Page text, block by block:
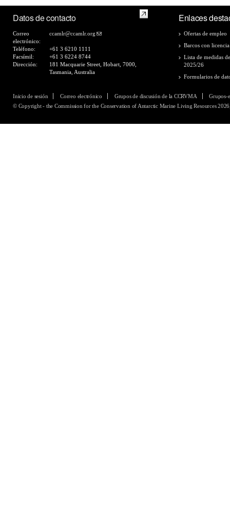
Datos de contacto
Correo
electrónico:
ccamlr@ccamlr.org
Teléfono:
+61 3 6210 1111
Facsímil:
+61 3 6224 8744
Dirección:
181 Macquarie Street, Hobart, 7000,
Tasmania, Australia
Enlaces
Ofertas de empleo
Barcos con
Lista de medidas
2025/26
Formularios de
Inicio de sesión Correo electrónico Grupos de discusión de la CCRVMA
Grupos-
© Copyright - the Commission for the Conservation of Antarctic Marine Living Resources